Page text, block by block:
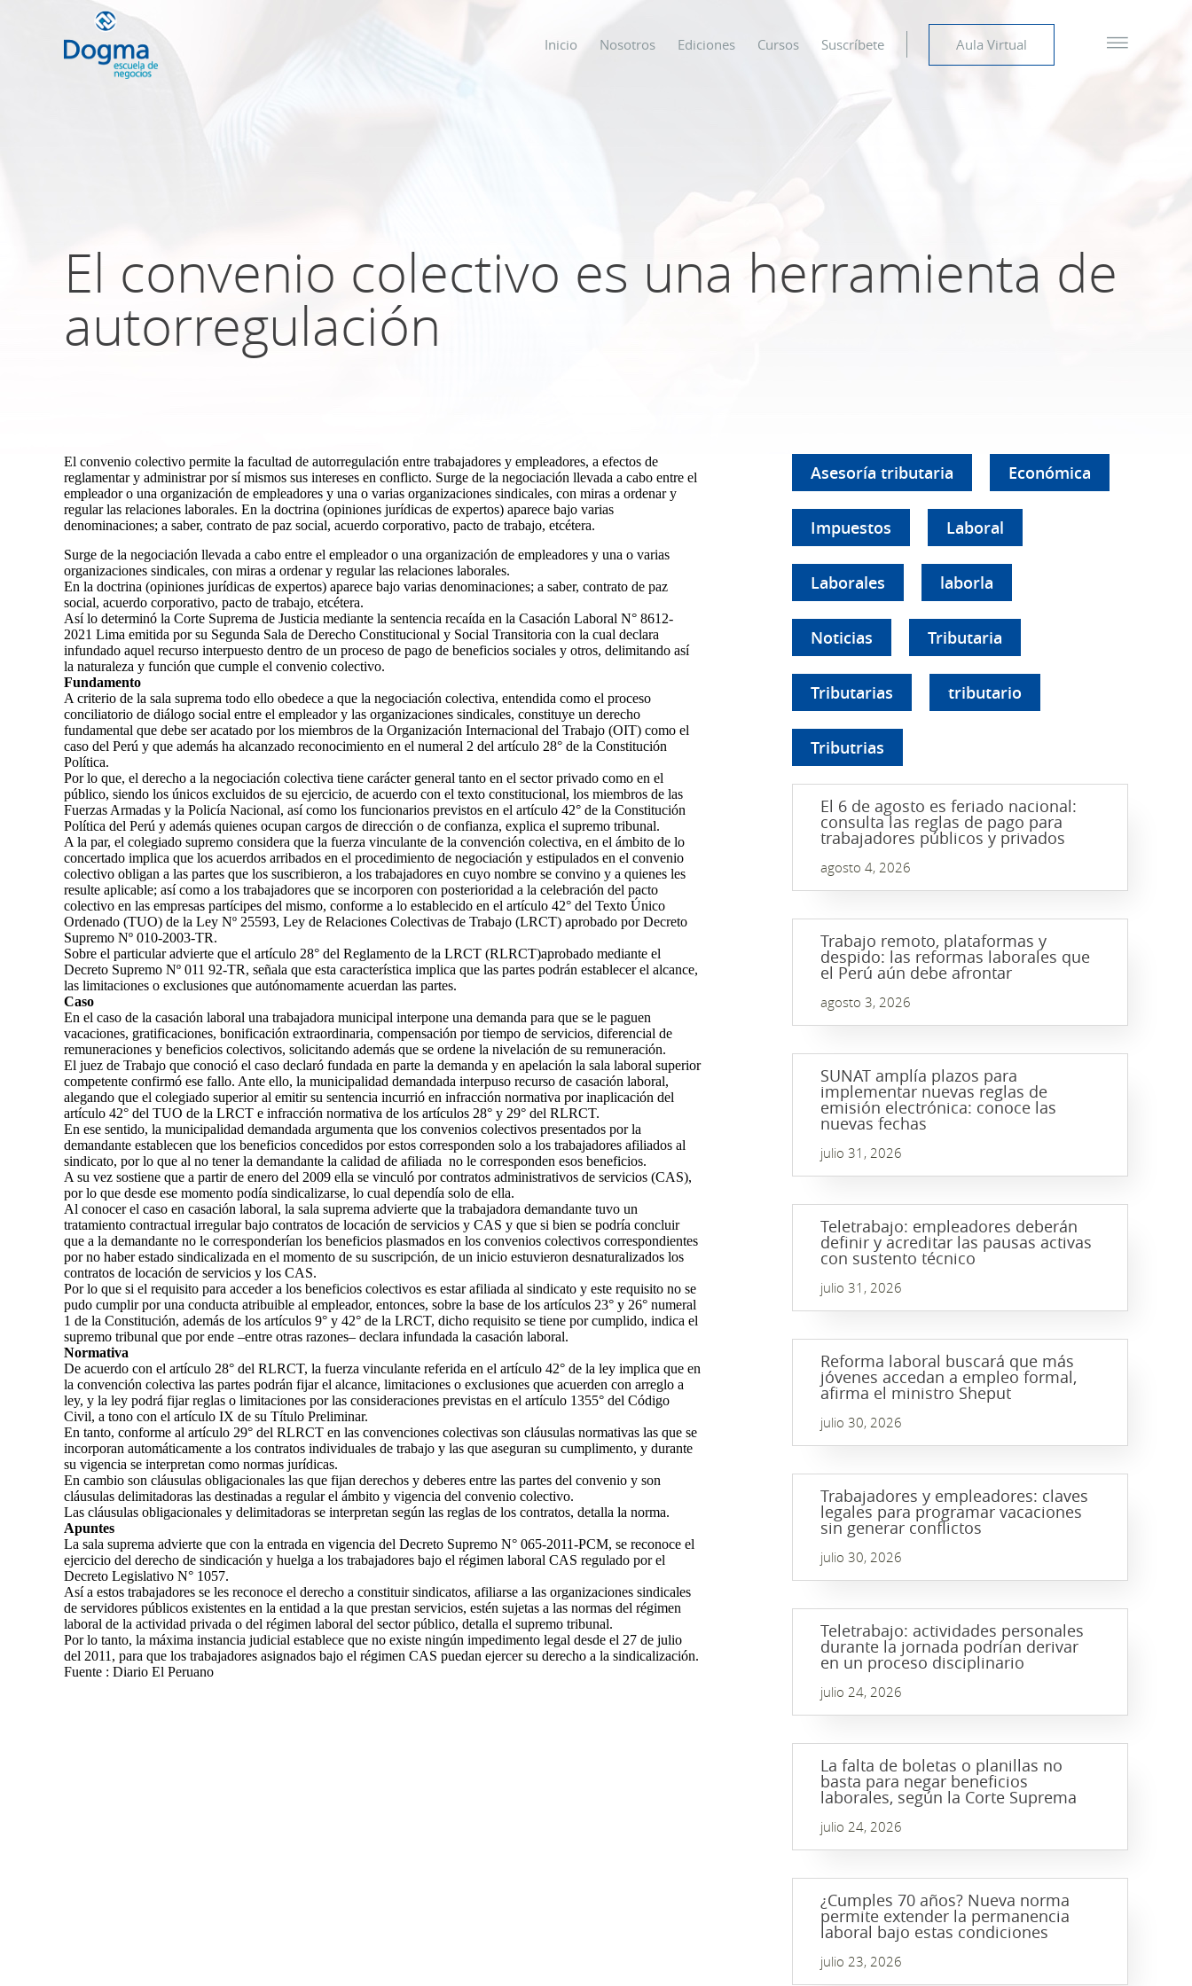
Inicio Nosotros Ediciones Cursos Suscríbete Aula Virtual
El convenio colectivo es una herramienta de
autorregulación
El convenio colectivo permite la facultad de autorregulación entre trabajadores y empleadores, a efectos de
reglamentar y administrar por sí mismos sus intereses en conflicto. Surge de la negociación llevada a cabo entre el
empleador o una organización de empleadores y una o varias organizaciones sindicales, con miras a ordenar y
regular las relaciones laborales. En la doctrina (opiniones jurídicas de expertos) aparece bajo varias
denominaciones; a saber, contrato de paz social, acuerdo corporativo, pacto de trabajo, etcétera.
Surge de la negociación llevada a cabo entre el empleador o una organización de empleadores y una o varias
organizaciones sindicales, con miras a ordenar y regular las relaciones laborales.
En la doctrina (opiniones jurídicas de expertos) aparece bajo varias denominaciones; a saber, contrato de paz
social, acuerdo corporativo, pacto de trabajo, etcétera.
Así lo determinó la Corte Suprema de Justicia mediante la sentencia recaída en la Casación Laboral N° 8612-
2021 Lima emitida por su Segunda Sala de Derecho Constitucional y Social Transitoria con la cual declara
infundado aquel recurso interpuesto dentro de un proceso de pago de beneficios sociales y otros, delimitando así
la naturaleza y función que cumple el convenio colectivo.
Fundamento
A criterio de la sala suprema todo ello obedece a que la negociación colectiva, entendida como el proceso
conciliatorio de diálogo social entre el empleador y las organizaciones sindicales, constituye un derecho
fundamental que debe ser acatado por los miembros de la Organización Internacional del Trabajo (OIT) como el
caso del Perú y que además ha alcanzado reconocimiento en el numeral 2 del artículo 28° de la Constitución
Política.
Por lo que, el derecho a la negociación colectiva tiene carácter general tanto en el sector privado como en el
público, siendo los únicos excluidos de su ejercicio, de acuerdo con el texto constitucional, los miembros de las
Fuerzas Armadas y la Policía Nacional, así como los funcionarios previstos en el artículo 42° de la Constitución
Política del Perú y además quienes ocupan cargos de dirección o de confianza, explica el supremo tribunal.
A la par, el colegiado supremo considera que la fuerza vinculante de la convención colectiva, en el ámbito de lo
concertado implica que los acuerdos arribados en el procedimiento de negociación y estipulados en el convenio
colectivo obligan a las partes que los suscribieron, a los trabajadores en cuyo nombre se convino y a quienes les
resulte aplicable; así como a los trabajadores que se incorporen con posterioridad a la celebración del pacto
colectivo en las empresas partícipes del mismo, conforme a lo establecido en el artículo 42° del Texto Único
Ordenado (TUO) de la Ley Nº 25593, Ley de Relaciones Colectivas de Trabajo (LRCT) aprobado por Decreto
Supremo Nº 010-2003-TR.
Sobre el particular advierte que el artículo 28° del Reglamento de la LRCT (RLRCT)aprobado mediante el
Decreto Supremo Nº 011 92-TR, señala que esta característica implica que las partes podrán establecer el alcance,
las limitaciones o exclusiones que autónomamente acuerdan las partes.
Caso
En el caso de la casación laboral una trabajadora municipal interpone una demanda para que se le paguen
vacaciones, gratificaciones, bonificación extraordinaria, compensación por tiempo de servicios, diferencial de
remuneraciones y beneficios colectivos, solicitando además que se ordene la nivelación de su remuneración.
El juez de Trabajo que conoció el caso declaró fundada en parte la demanda y en apelación la sala laboral superior
competente confirmó ese fallo. Ante ello, la municipalidad demandada interpuso recurso de casación laboral,
alegando que el colegiado superior al emitir su sentencia incurrió en infracción normativa por inaplicación del
artículo 42° del TUO de la LRCT e infracción normativa de los artículos 28° y 29° del RLRCT.
En ese sentido, la municipalidad demandada argumenta que los convenios colectivos presentados por la
demandante establecen que los beneficios concedidos por estos corresponden solo a los trabajadores afiliados al
sindicato, por lo que al no tener la demandante la calidad de afiliada no le corresponden esos beneficios.
A su vez sostiene que a partir de enero del 2009 ella se vinculó por contratos administrativos de servicios (CAS),
por lo que desde ese momento podía sindicalizarse, lo cual dependía solo de ella.
Al conocer el caso en casación laboral, la sala suprema advierte que la trabajadora demandante tuvo un
tratamiento contractual irregular bajo contratos de locación de servicios y CAS y que si bien se podría concluir
que a la demandante no le corresponderían los beneficios plasmados en los convenios colectivos correspondientes
por no haber estado sindicalizada en el momento de su suscripción, de un inicio estuvieron desnaturalizados los
contratos de locación de servicios y los CAS.
Por lo que si el requisito para acceder a los beneficios colectivos es estar afiliada al sindicato y este requisito no se
pudo cumplir por una conducta atribuible al empleador, entonces, sobre la base de los artículos 23° y 26° numeral
1 de la Constitución, además de los artículos 9° y 42° de la LRCT, dicho requisito se tiene por cumplido, indica el
supremo tribunal que por ende –entre otras razones– declara infundada la casación laboral.
Normativa
De acuerdo con el artículo 28° del RLRCT, la fuerza vinculante referida en el artículo 42° de la ley implica que en
la convención colectiva las partes podrán fijar el alcance, limitaciones o exclusiones que acuerden con arreglo a
ley, y la ley podrá fijar reglas o limitaciones por las consideraciones previstas en el artículo 1355° del Código
Civil, a tono con el artículo IX de su Título Preliminar.
En tanto, conforme al artículo 29° del RLRCT en las convenciones colectivas son cláusulas normativas las que se
incorporan automáticamente a los contratos individuales de trabajo y las que aseguran su cumplimento, y durante
su vigencia se interpretan como normas jurídicas.
En cambio son cláusulas obligacionales las que fijan derechos y deberes entre las partes del convenio y son
cláusulas delimitadoras las destinadas a regular el ámbito y vigencia del convenio colectivo.
Las cláusulas obligacionales y delimitadoras se interpretan según las reglas de los contratos, detalla la norma.
Apuntes
La sala suprema advierte que con la entrada en vigencia del Decreto Supremo N° 065-2011-PCM, se reconoce el
ejercicio del derecho de sindicación y huelga a los trabajadores bajo el régimen laboral CAS regulado por el
Decreto Legislativo N° 1057.
Así a estos trabajadores se les reconoce el derecho a constituir sindicatos, afiliarse a las organizaciones sindicales
de servidores públicos existentes en la entidad a la que prestan servicios, estén sujetas a las normas del régimen
laboral de la actividad privada o del régimen laboral del sector público, detalla el supremo tribunal.
Por lo tanto, la máxima instancia judicial establece que no existe ningún impedimento legal desde el 27 de julio
del 2011, para que los trabajadores asignados bajo el régimen CAS puedan ejercer su derecho a la sindicalización.
Fuente : Diario El Peruano
Asesoría tributaria Económica
Impuestos Laboral
Laborales laborla
Noticias Tributaria
Tributarias tributario
Tributrias
El 6 de agosto es feriado nacional:
consulta las reglas de pago para
trabajadores públicos y privados
agosto 4, 2026
Trabajo remoto, plataformas y
despido: las reformas laborales que
el Perú aún debe afrontar
agosto 3, 2026
SUNAT amplía plazos para
implementar nuevas reglas de
emisión electrónica: conoce las
nuevas fechas
julio 31, 2026
Teletrabajo: empleadores deberán
definir y acreditar las pausas activas
con sustento técnico
julio 31, 2026
Reforma laboral buscará que más
jóvenes accedan a empleo formal,
afirma el ministro Sheput
julio 30, 2026
Trabajadores y empleadores: claves
legales para programar vacaciones
sin generar conflictos
julio 30, 2026
Teletrabajo: actividades personales
durante la jornada podrían derivar
en un proceso disciplinario
julio 24, 2026
La falta de boletas o planillas no
basta para negar beneficios
laborales, según la Corte Suprema
julio 24, 2026
¿Cumples 70 años? Nueva norma
permite extender la permanencia
laboral bajo estas condiciones
julio 23, 2026
TRIBUTACIÓN INTERNACIONAL | TODO SOBRE
NO DOMICILIADOS